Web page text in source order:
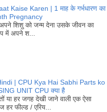
Kaise Karen | 1 माह के गर्भधारण का
Pregnancy
शिशु को जन्म देना उसके जीवन का
में अपने श...
| CPU Kya Hai Sabhi Parts ko
UNIT CPU क्या है
या हर जगह देखी जाने वाली एक ऐसा
फील्ड / एरिय...